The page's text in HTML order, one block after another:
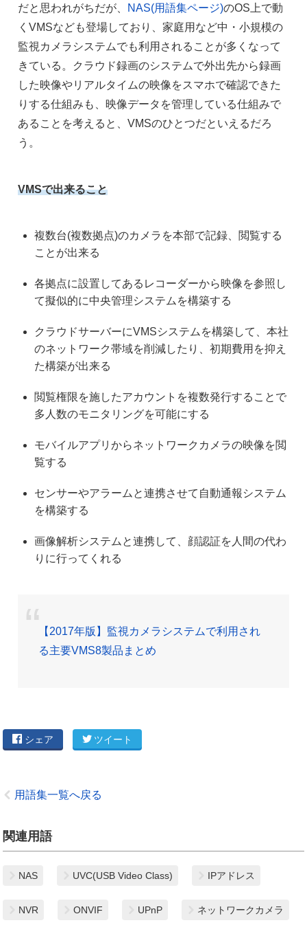
だと思われがちだが、 NAS(用語集ページ)のOS上で動
くVMSなども登場しており、家庭用など中・小規模の
監視カメラシステムでも利用されることが多くなって
きている。クラウド録画のシステムで外出先から録画
した映像やリアルタイムの映像をスマホで確認できた
りする仕組みも、映像データを管理している仕組みで
あることを考えると、VMSのひとつだといえるだろ
う。
VMSで出来ること
複数台(複数拠点)のカメラを本部で記録、閲覧する
ことが出来る
各拠点に設置してあるレコーダーから映像を参照し
て擬似的に中央管理システムを構築する
クラウドサーバーにVMSシステムを構築して、本社
のネットワーク帯域を削減したり、初期費用を抑え
た構築が出来る
閲覧権限を施したアカウントを複数発行することで
多人数のモニタリングを可能にする
モバイルアプリからネットワークカメラの映像を閲
覧する
センサーやアラームと連携させて自動通報システム
を構築する
画像解析システムと連携して、顔認証を人間の代わ
りに行ってくれる
【2017年版】監視カメラシステムで利用され
る主要VMS8製品まとめ
シェア ツイート
用語集一覧へ戻る
関連用語
NAS UVC(USB Video Class) IPアドレス
NVR ONVIF UPnP ネットワークカメラ